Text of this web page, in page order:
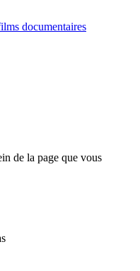
de la page que vous